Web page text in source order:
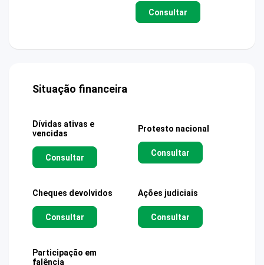
Consultar
Situação financeira
Dívidas ativas e
vencidas
Consultar
Protesto nacional
Consultar
Cheques devolvidos
Consultar
Ações judiciais
Consultar
Participação em
falência